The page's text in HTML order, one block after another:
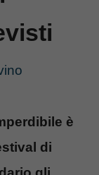
è
di